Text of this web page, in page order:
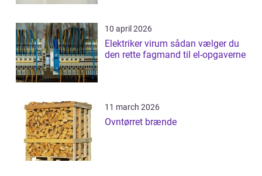
10 april 2026
Elektriker virum sådan vælger du
den rette fagmand til el-opgaverne
11 march 2026
Ovntørret brænde